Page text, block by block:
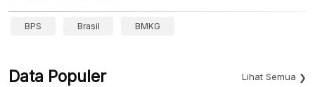
BPS Brasil BMKG
Data Populer Lihat Semua